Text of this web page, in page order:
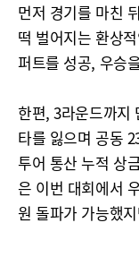
먼저 경기를 마친
떡 벌어지는 환상
퍼트를 성공, 우승
한편, 3라운드까지
타를 잃으며 공동
투어 통산 누적 상
은 이번 대회에서
원 돌파가 가능했